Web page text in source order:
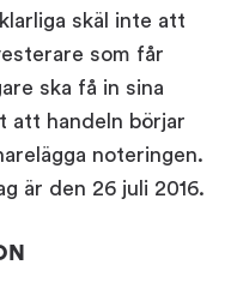
skäl inte att
som får
ska få in sina
att handeln börjar
noteringen.
är den 26 juli 2016.